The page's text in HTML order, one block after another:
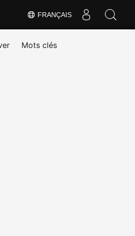
FRANÇAIS
Mots clés